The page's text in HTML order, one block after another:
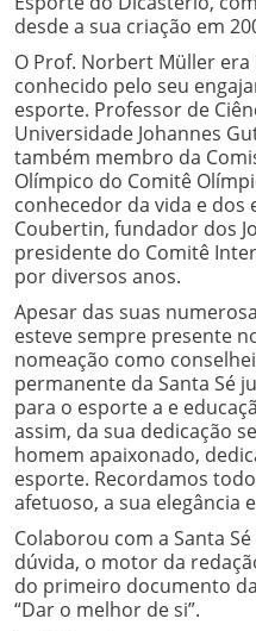
desde a sua criação em
O Prof. Norbert Müller
conhecido pelo seu
esporte. Professor de
Universidade Johannes
também membro da
Olímpico do Comitê
conhecedor da vida e dos
Coubertin, fundador dos
presidente do Comitê
por diversos anos.
Apesar das suas
esteve sempre presente
nomeação como
permanente da Santa Sé
para o esporte a e
assim, da sua dedicação
homem apaixonado,
esporte. Recordamos
afetuoso, a sua elegância
Colaborou com a Santa
dúvida, o motor da
do primeiro documento
“Dar o melhor de si”.